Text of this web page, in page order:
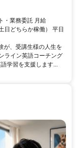
・業務委託 月給
日どちらか稼働） 平日
が、受講生様の人生を
ライン英語コーチング
学習を支援します...